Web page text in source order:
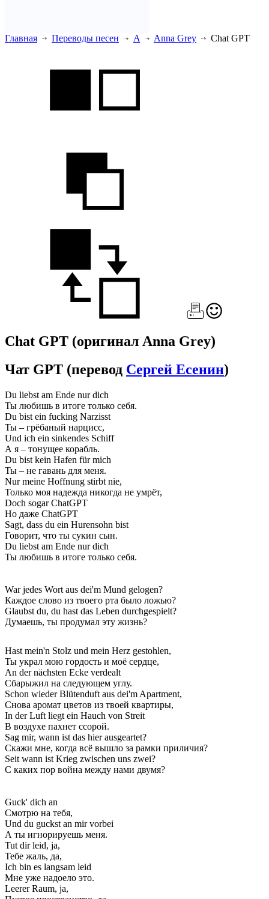
Главная Переводы песен A Anna Grey Chat GPT
Chat GPT (оригинал Anna Grey)
Чат GPT (перевод Сергей Есенин)
Du liebst am Ende nur dich
Ты любишь в итоге только себя.
Du bist ein fucking Narzisst
Ты – грёбаный нарцисс,
Und ich ein sinkendes Schiff
А я – тонущее корабль.
Du bist kein Hafen für mich
Ты – не гавань для меня.
Nur meine Hoffnung stirbt nie,
Только моя надежда никогда не умрёт,
Doch sogar ChatGPT
Но даже ChatGPT
Sagt, dass du ein Hurensohn bist
Говорит, что ты сукин сын.
Du liebst am Ende nur dich
Ты любишь в итоге только себя.
War jedes Wort aus dei'm Mund gelogen?
Каждое слово из твоего рта было ложью?
Glaubst du, du hast das Leben durchgespielt?
Думаешь, ты продумал эту жизнь?
Hast mein'n Stolz und mein Herz gestohlen,
Ты украл мою гордость и моё сердце,
An der nächsten Ecke verdealt
Сбарыжил на следующем углу.
Schon wieder Blütenduft aus dei'm Apartment,
Снова аромат цветов из твоей квартиры,
In der Luft liegt ein Hauch von Streit
В воздухе пахнет ссорой.
Sag mir, wann ist das hier ausgeartet?
Скажи мне, когда всё вышло за рамки приличия?
Seit wann ist Krieg zwischen uns zwei?
С каких пор война между нами двумя?
Guck' dich an
Смотрю на тебя,
Und du guckst an mir vorbei
А ты игнорируешь меня.
Tut dir leid, ja,
Тебе жаль, да,
Ich bin es langsam leid
Мне уже надоело это.
Leerer Raum, ja,